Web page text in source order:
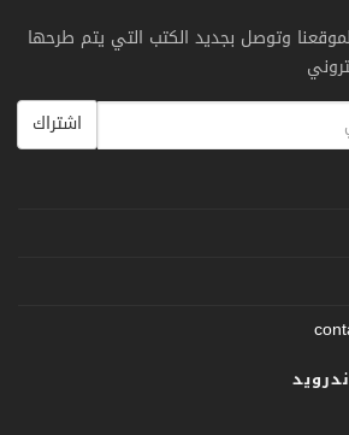
لموقعنا وتوصل بجديد الكتب التي يتم طرحها
اشتراك